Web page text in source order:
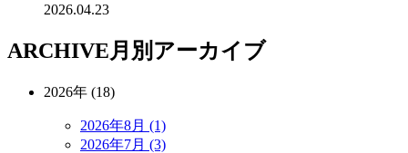
2026.04.23
ARCHIVE月別アーカイブ
2026年 (18)
2026年8月 (1)
2026年7月 (3)